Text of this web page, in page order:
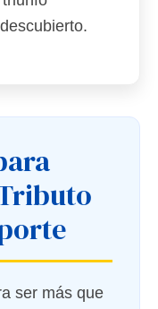
ser más que